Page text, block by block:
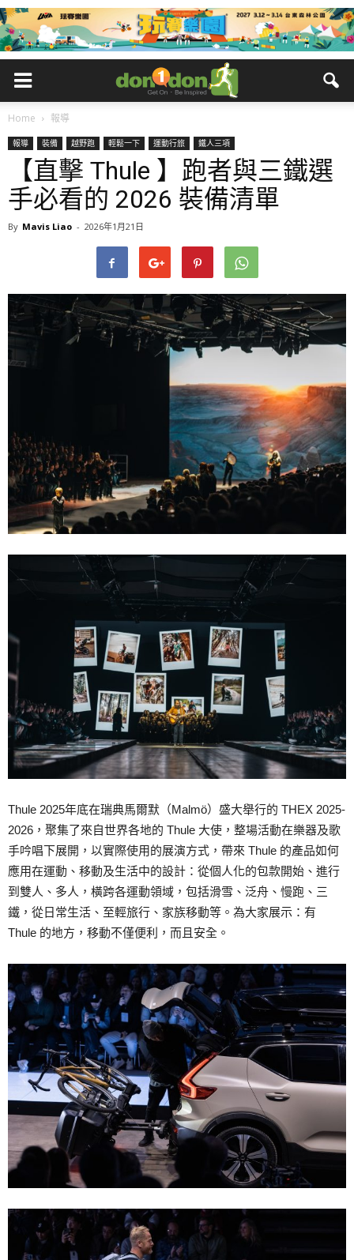
Home 報導
報導 裝備 越野跑 輕鬆一下 運動行旅 鐵人三項
【直擊 Thule 】跑者與三鐵選
手必看的 2026 裝備清單
By Mavis Liao - 2026年1月21日
Thule 2025年底在瑞典馬爾默（Malmö）盛大舉行的 THEX 2025-
2026，聚集了來自世界各地的 Thule 大使，整場活動在樂器及歌
手吟唱下展開，以實際使用的展演方式，帶來 Thule 的產品如何
應用在運動、移動及生活中的設計：從個人化的包款開始、進行
到雙人、多人，橫跨各運動領域，包括滑雪、泛舟、慢跑、三
鐵，從日常生活、至輕旅行、家族移動等。為大家展示：有
Thule 的地方，移動不僅便利，而且安全。